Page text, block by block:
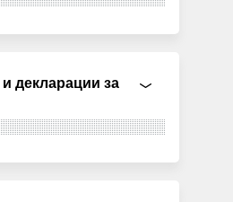
декларации за